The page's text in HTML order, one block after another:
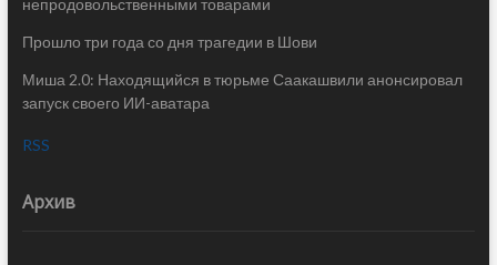
Прошло три года со дня трагедии в Шови
Миша 2.0: Находящийся в тюрьме Саакашвили анонсировал
запуск своего ИИ-аватара
RSS
Архив